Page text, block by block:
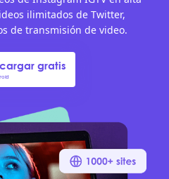
ilimitados de Twitter,
de transmisión de video.
gratis